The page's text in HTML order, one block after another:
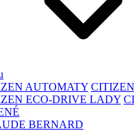
AUTOMATY
ECO-DRIVE LADY
BERNARD